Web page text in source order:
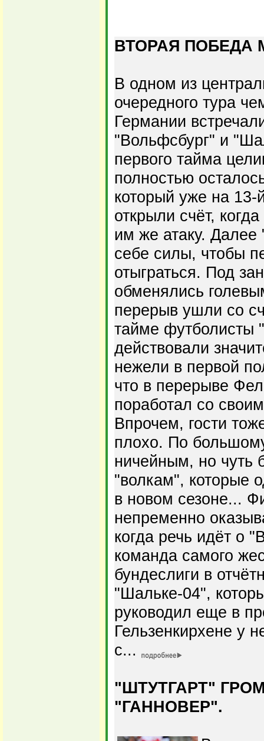
ВТОРАЯ ПОБЕДА
В одном из
очередного тура
Германии
"Вольфсбург" и
первого тайма
полностью
который уже на 13-
открыли счёт,
им же атаку. Далее
себе силы, чтобы
отыграться. Под
обменялись
перерыв ушли со
тайме футболисты
действовали
нежели в первой
что в перерыве
поработал со
Впрочем, гости
плохо. По
ничейным, но чуть
"волкам", которые
в новом сезоне...
непременно
когда речь идёт о
команда самого
бундеслиги в
"Шальке-04",
руководил еще в
Гельзенкирхене у
с...
"ШТУТГАРТ"
"ГАННОВЕР".